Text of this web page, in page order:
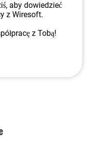
aby dowiedzieć
z Wiresoft.
z Tobą!